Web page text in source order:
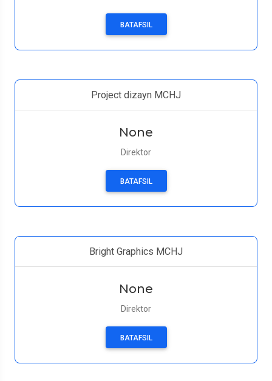
BATAFSIL
Project dizayn MCHJ
None
Direktor
BATAFSIL
Bright Graphics MCHJ
None
Direktor
BATAFSIL